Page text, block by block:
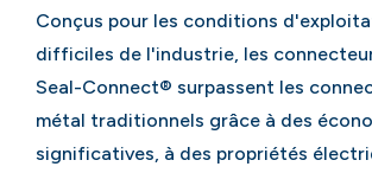
Conçus pour les conditions
difficiles de l'industrie, les
Seal-Connect® surpassent les
métal traditionnels grâce à des
significatives, à des propriétés